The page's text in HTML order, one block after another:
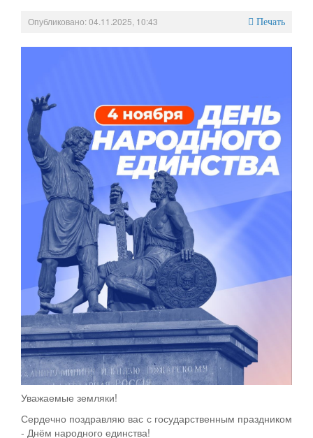
Опубликовано: 04.11.2025, 10:43 Печать
Уважаемые земляки!
Сердечно поздравляю вас с государственным праздником
- Днём народного единства!